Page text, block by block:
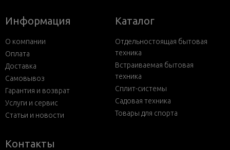
Информация
О компании
Оплата
Доставка
Самовывоз
Гарантия и возврат
Услуги и сервис
Статьи и новости
Каталог
Отдельностоящая бытовая
техника
Встраиваемая бытовая
техника
Сплит-системы
Садовая техника
Товары для спорта
Контакты